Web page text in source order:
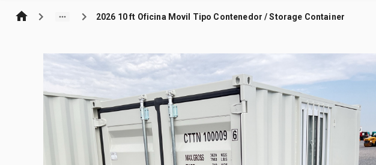
2026 10 ft Oficina Movil Tipo Contenedor / Storage Container